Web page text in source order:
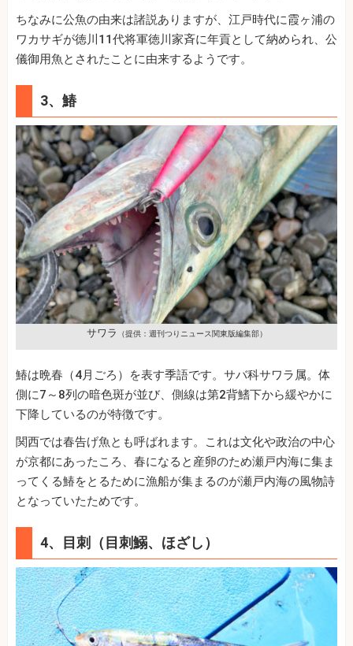
ちなみに公魚の由来は諸説ありますが、江戸時代に霞ヶ浦の
ワカサギが徳川11代将軍徳川家斉に年貢として納められ、公
儀御用魚とされたことに由来するようです。
3、鰆
サワラ （提供：週刊つりニュース関東版編集部）
鰆は晩春（4月ごろ）を表す季語です。サバ科サワラ属。体
側に7～8列の暗色斑が並び、側線は第2背鰭下から緩やかに
下降しているのが特徴です。
関西では春告げ魚とも呼ばれます。これは文化や政治の中心
が京都にあったころ、春になると産卵のため瀬戸内海に集ま
ってくる鰆をとるために漁船が集まるのが瀬戸内海の風物詩
となっていたためです。
4、目刺（目刺鰯、ほざし）